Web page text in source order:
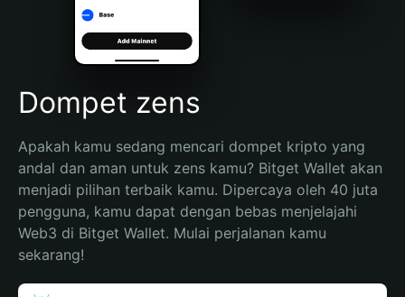
Português (Brasil)
Español (Argentina)
Dompet zens
Apakah kamu sedang mencari dompet kripto yang
andal dan aman untuk zens kamu? Bitget Wallet akan
menjadi pilihan terbaik kamu. Dipercaya oleh 40 juta
pengguna, kamu dapat dengan bebas menjelajahi
Web3 di Bitget Wallet. Mulai perjalanan kamu
sekarang!